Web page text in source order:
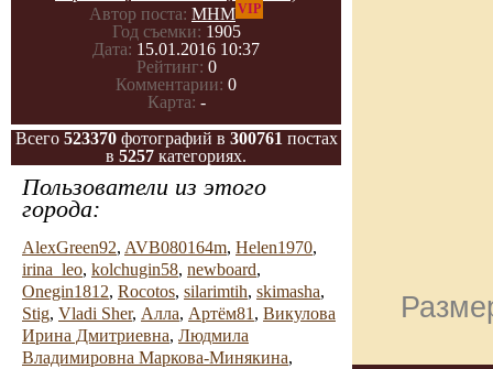
Автор поста: МНМVIP
Год съемки: 1905
Дата: 15.01.2016 10:37
Рейтинг: 0
Комментарии: 0
Карта: -
Всего 523370фотографий в 300761 постах
в 5257 категориях.
Пользователи из этого
города:
AlexGreen92, AVB080164m, Helen1970,
irina_leo, kolchugin58, newboard,
Onegin1812, Rocotos, silarimtih, skimasha,
Stig, Vladi Sher, Алла, Артём81 , Викулова
Ирина Дмитриевна, Людмила
Владимировна Маркова-Минякина,